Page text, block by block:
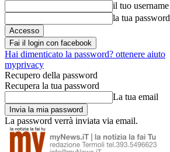
il tuo username
la tua password
Fai il login con facebook
Hai dimenticato la password? ottenere aiuto
myprivacy
Recupero della password
Recupera la tua password
La tua email
La password verrà inviata via email.